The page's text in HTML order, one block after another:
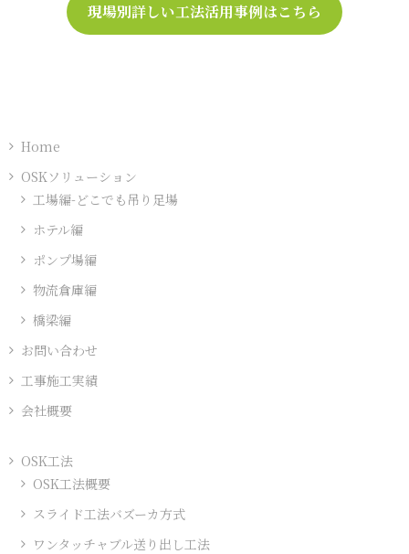
現場別詳しい工法活用事例はこちら
Home
OSKソリューション
工場編-どこでも吊り足場
ホテル編
ポンプ場編
物流倉庫編
橋梁編
お問い合わせ
工事施工実績
会社概要
OSK工法
OSK工法概要
スライド工法バズーカ方式
ワンタッチャブル送り出し工法